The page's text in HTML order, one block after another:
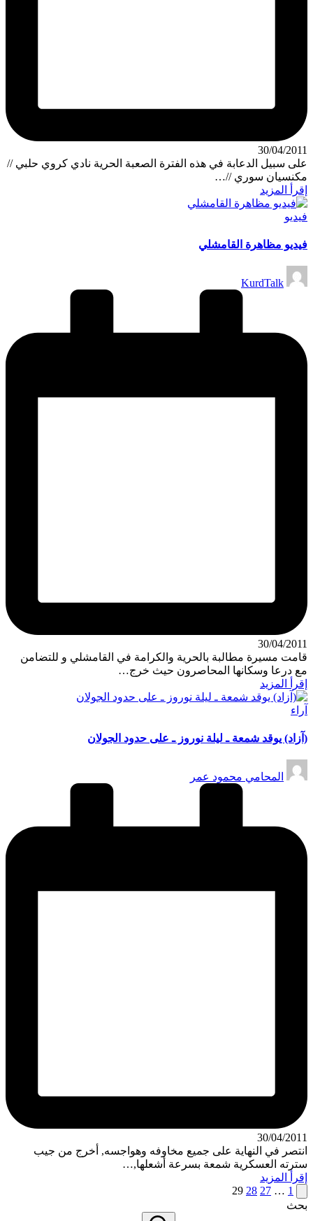
30/04/2011
على سبيل الدعابة في هذه الفترة الصعبة الحرية نادي كروي حلبي //
مكنسيان سوري //…
إقرأ المزيد
نُشر
فيديو
فيديو مظاهرة القامشلي
تمّ
النشرKurdTalk
30/04/2011
قامت مسيرة مطالبة بالحرية والكرامة في القامشلي و للتضامن
مع درعا وسكانها المحاصرون حيث خرج…
إقرأ المزيد
نُشر
آراء
(آزاد) يوقد شمعة ـ ليلة نوروز ـ على حدود الجولان
تمّ
النشرالمحامي محمود عمر
30/04/2011
انتصر في النهاية على جميع مخاوفه وهواجسه, أخرج من جيب
سترته العسكرية شمعة بسرعة أشعلها,…
إقرأ المزيد
Posts
pagination
الصفحة
السابقة
1
…
27
28
29
بحث